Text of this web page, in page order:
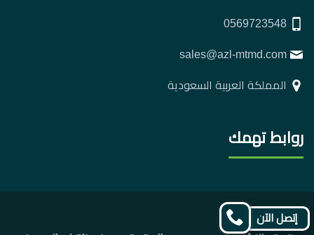
المملكة العربية السعودية
روابط تهمك
تابعنا
تابعنا
إتصل الآن